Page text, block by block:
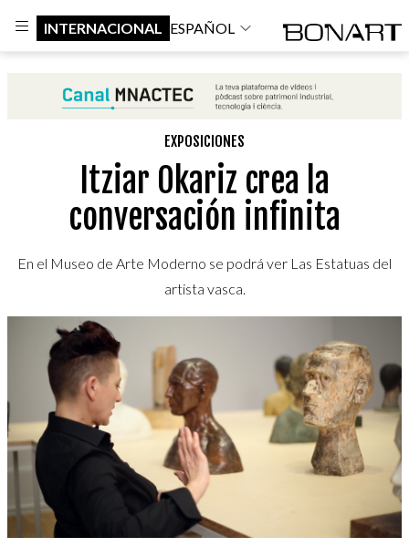
INTERNACIONAL ESPAÑOL
EXPOSICIONES
Itziar Okariz crea la
conversación infinita
En el Museo de Arte Moderno se podrá ver Las Estatuas del
artista vasca.